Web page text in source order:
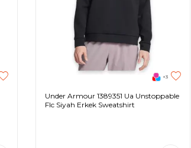
+3
Under Armour 1389351 Ua Unstoppable
Flc Siyah Erkek Sweatshirt